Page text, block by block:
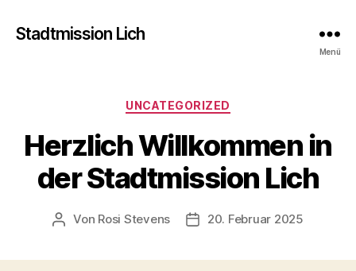
Stadtmission Lich
Menü
Kategorien
UNCATEGORIZED
Herzlich Willkommen in
der Stadtmission Lich
Beitragsautor
Von Rosi Stevens Veröffentlichungsdatum
20. Februar 2025